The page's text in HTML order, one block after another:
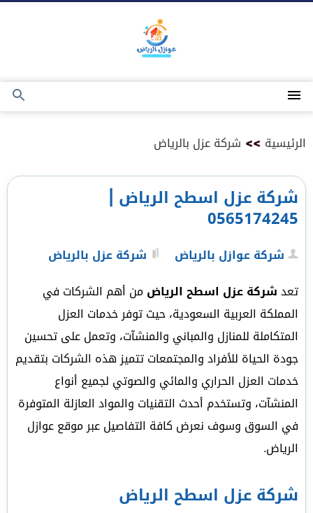
القائمة
بحث
الرئيسية >> شركة عزل بالرياض
شركة عزل اسطح الرياض |
0565174245
شركة عوازل بالرياض
شركة عزل بالرياض
تعدشركة عزل اسطح الرياضمن أهم الشركات في
المملكة العربية السعودية، حيث توفر خدمات العزل
المتكاملة للمنازل والمباني والمنشآت، وتعمل على تحسين
جودة الحياة للأفراد والمجتمعات تتميز هذه الشركات بتقديم
خدمات العزل الحراري والمائي والصوتي لجميع أنواع
المنشآت، وتستخدم أحدث التقنيات والمواد العازلة المتوفرة
في السوق وسوف نعرض كافة التفاصيل عبر موقع عوازل
الرياض.
شركة عزل اسطح الرياض